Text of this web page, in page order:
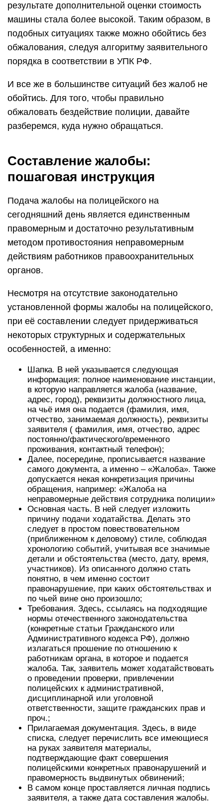
результате дополнительной оценки стоимость
машины стала более высокой. Таким образом, в
подобных ситуациях также можно обойтись без
обжалования, следуя алгоритму заявительного
порядка в соответствии в УПК РФ.
И все же в большинстве ситуаций без жалоб не
обойтись. Для того, чтобы правильно
обжаловать бездействие полиции, давайте
разберемся, куда нужно обращаться.
Составление жалобы:
пошаговая инструкция
Подача жалобы на полицейского на
сегодняшний день является единственным
правомерным и достаточно результативным
методом противостояния неправомерным
действиям работников правоохранительных
органов.
Несмотря на отсутствие законодательно
установленной формы жалобы на полицейского,
при её составлении следует придерживаться
некоторых структурных и содержательных
особенностей, а именно:
Шапка. В ней указывается следующая
информация: полное наименование инстанции,
в которую направляется жалоба (название,
адрес, город), реквизиты должностного лица,
на чьё имя она подается (фамилия, имя,
отчество, занимаемая должность), реквизиты
заявителя ( фамилия, имя, отчество, адрес
постоянно/фактического/временного
проживания, контактный телефон);
Далее, посередине, прописывается название
самого документа, а именно – «Жалоба». Также
допускается некая конкретизация причины
обращения, например: «Жалоба на
неправомерные действия сотрудника полиции»
Основная часть. В ней следует изложить
причину подачи ходатайства. Делать это
следует в простом повествовательном
(приближенном к деловому) стиле, соблюдая
хронологию событий, учитывая все значимые
детали и обстоятельства (место, дату, время,
участников). Из описанного должно стать
понятно, в чем именно состоит
правонарушение, при каких обстоятельствах и
по чьей вине оно произошло;
Требования. Здесь, ссылаясь на подходящие
нормы отечественного законодательства
(конкретные статьи Гражданского или
Административного кодекса РФ), должно
излагаться прошение по отношению к
работникам органа, в которое и подается
жалоба. Так, заявитель может ходатайствовать
о проведении проверки, привлечении
полицейских к административной,
дисциплинарной или уголовной
ответственности, защите гражданских прав и
проч.;
Прилагаемая документация. Здесь, в виде
списка, следует перечислить все имеющиеся
на руках заявителя материалы,
подтверждающие факт совершения
полицейскими конкретных правонарушений и
правомерность выдвинутых обвинений;
В самом конце проставляется личная подпись
заявителя, а также дата составления жалобы.